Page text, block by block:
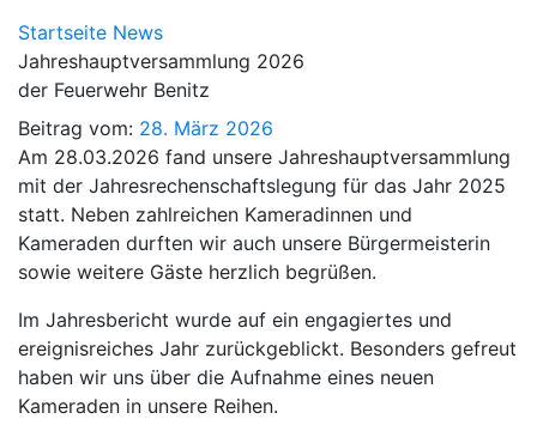
Startseite News
Jahreshauptversammlung 2026
der Feuerwehr Benitz
Beitrag vom: 28. März 2026
Am 28.03.2026 fand unsere Jahreshauptversammlung
mit der Jahresrechenschaftslegung für das Jahr 2025
statt. Neben zahlreichen Kameradinnen und
Kameraden durften wir auch unsere Bürgermeisterin
sowie weitere Gäste herzlich begrüßen.
Im Jahresbericht wurde auf ein engagiertes und
ereignisreiches Jahr zurückgeblickt. Besonders gefreut
haben wir uns über die Aufnahme eines neuen
Kameraden in unsere Reihen.